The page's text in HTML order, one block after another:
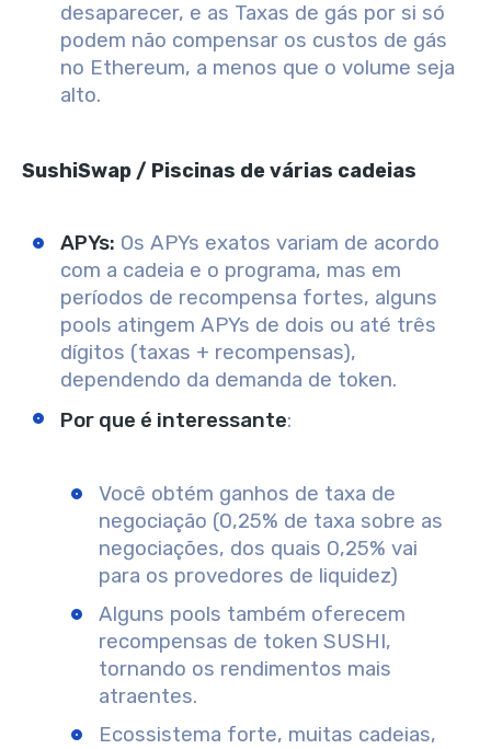
desaparecer, e as Taxas de gás por si só
podem não compensar os custos de gás
no Ethereum, a menos que o volume seja
alto.
SushiSwap / Piscinas de várias cadeias
APYs: Os APYs exatos variam de acordo
com a cadeia e o programa, mas em
períodos de recompensa fortes, alguns
pools atingem APYs de dois ou até três
dígitos (taxas + recompensas),
dependendo da demanda de token.
Por que é interessante:
Você obtém ganhos de taxa de
negociação (0,25% de taxa sobre as
negociações, dos quais 0,25% vai
para os provedores de liquidez)
Alguns pools também oferecem
recompensas de token SUSHI,
tornando os rendimentos mais
atraentes.
Ecossistema forte, muitas cadeias,